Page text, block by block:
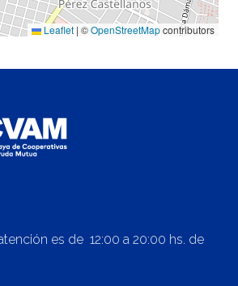
Leaflet | ©OpenStreetMapcontributors
es de 12:00 a 20:00 hs. de